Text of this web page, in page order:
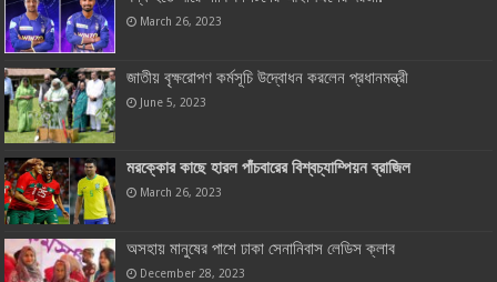
March 26, 2023
জাতীয় বৃক্ষরোপণ কর্মসূচি উদ্বোধন করলেন প্রধানমন্ত্রী
June 5, 2023
মরক্কোর কাছে হারল পাঁচবারের বিশ্বচ্যাম্পিয়ন ব্রাজিল
March 26, 2023
অসহায় মানুষের পাশে ঢাকা সেনানিবাস লেডিস ক্লাব
December 28, 2023